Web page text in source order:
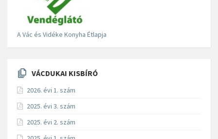
A Vác és Vidéke Konyha Étlapja
VÁCDUKAI KISBÍRÓ
2026. évi 1. szám
2025. évi 3. szám
2025. évi 2. szám